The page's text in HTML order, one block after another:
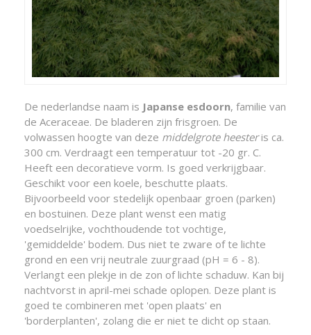
De nederlandse naam is Japanse esdoorn, familie van
de Aceraceae. De bladeren zijn frisgroen. De
volwassen hoogte van deze middelgrote heesteris ca.
300 cm. Verdraagt een temperatuur tot -20 gr. C.
Heeft een decoratieve vorm. Is goed verkrijgbaar.
Geschikt voor een koele, beschutte plaats.
Bijvoorbeeld voor stedelijk openbaar groen (parken)
en bostuinen. Deze plant wenst een matig
voedselrijke, vochthoudende tot vochtige,
'gemiddelde' bodem. Dus niet te zware of te lichte
grond en een vrij neutrale zuurgraad (pH = 6 - 8).
Verlangt een plekje in de zon of lichte schaduw. Kan bij
nachtvorst in april-mei schade oplopen. Deze plant is
goed te combineren met 'open plaats' en
'borderplanten', zolang die er niet te dicht op staan.